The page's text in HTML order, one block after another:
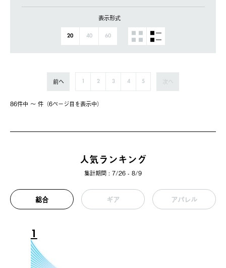
表示形式
20 40 60
86件中 〜 件（6ページ⽬を表⽰中）
前へ 2 3 4 5 次へ
人気ランキング
集計期間 : 7/26 - 8/9
総合 ギア アパレル
1